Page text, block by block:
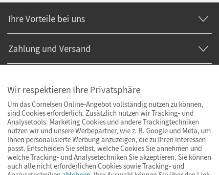
Ihre Vorteile bei uns
Zahlung und Versand
Wir respektieren Ihre Privatsphäre
Um das Cornelsen Online-Angebot vollständig nutzen zu können,
sind Cookies erforderlich. Zusätzlich nutzen wir Tracking- und
Analysetools. Marketing Cookies und andere Trackingtechniken
nutzen wir und unsere Werbepartner, wie z. B. Google und Meta, um
Ihnen personalisierte Werbung anzuzeigen, die zu Ihren Interessen
passt. Entscheiden Sie selbst, welche Cookies Sie annehmen und
welche Tracking- und Analysetechniken Sie akzeptieren. Sie können
auch alle nicht erforderlichen Cookies sowie Tracking- und